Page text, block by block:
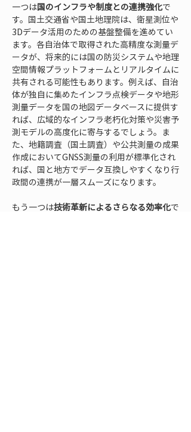
一つは国のインフラや制度との連携強化で
す。国土交通省や国土地理院は、衛星測位や
3Dデータ活用のための基盤整備を進めてい
ます。各自治体で取得された高精度な測量デ
ータが、将来的には国の防災システムや地理
空間情報プラットフォームとリアルタイムに
共有される可能性もあります。例えば、自治
体が独自に集めたインフラ点検データや地形
測量データを国の地図データベースに提供す
れば、広域的なインフラ老朽化対策や災害予
測モデルの高度化に寄与するでしょう。ま
た、地籍調査（国土調査）や公共測量の成果
作成においてGNSS測量の利用が標準化され
れば、国と地方でデータ互換しやすくなり行
政間の連携が一層スムーズになります。
もう一つは技術革新によるさらなる効率化で